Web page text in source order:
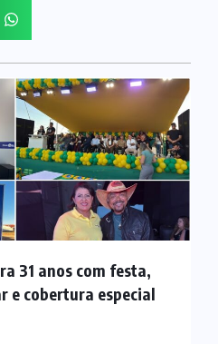
31 anos com festa,
e cobertura especial